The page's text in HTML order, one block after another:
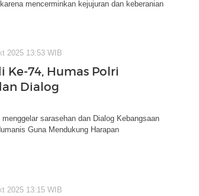
mencerminkan kejujuran dan keberanian
2025 13:53 WIB
Ke-74, Humas Polri
Dialog
sarasehan dan Dialog Kebangsaan
Guna Mendukung Harapan
2025 13:15 WIB